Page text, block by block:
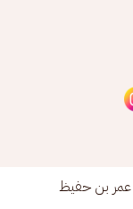
بن حفيظ